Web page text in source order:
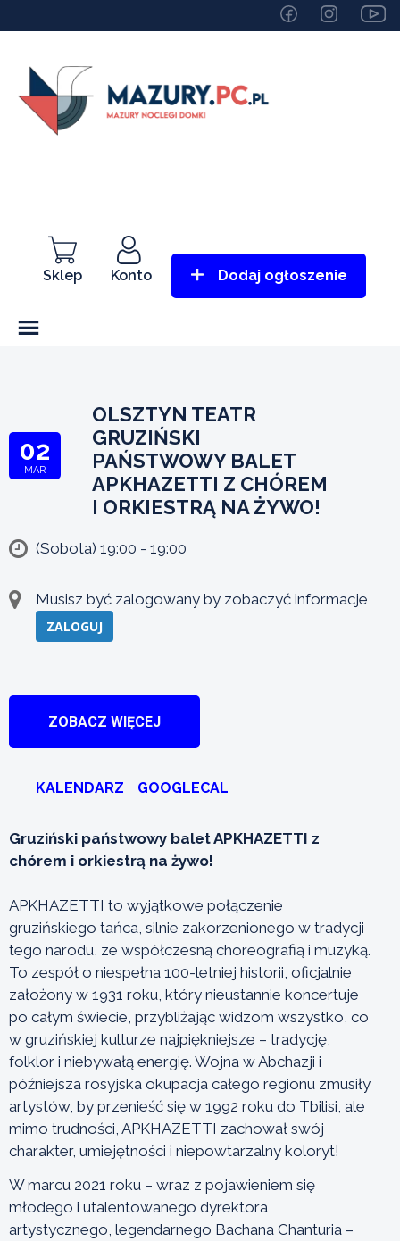
Sklep Konto Dodaj ogłoszenie
02
MAR
OLSZTYN TEATR
GRUZIŃSKI
PAŃSTWOWY BALET
APKHAZETTI Z CHÓREM
I ORKIESTRĄ NA ŻYWO!
(Sobota) 19:00 - 19:00
Musisz być zalogowany by zobaczyć informacje
ZALOGUJ
ZOBACZ WIĘCEJ
KALENDARZ GOOGLECAL
Gruziński państwowy balet APKHAZETTI z
chórem i orkiestrą na żywo!
APKHAZETTI to wyjątkowe połączenie
gruzińskiego tańca, silnie zakorzenionego w tradycji
tego narodu, ze współczesną choreografią i muzyką.
To zespół o niespełna 100-letniej historii, oficjalnie
założony w 1931 roku, który nieustannie koncertuje
po całym świecie, przybliżając widzom wszystko, co
w gruzińskiej kulturze najpiękniejsze – tradycję,
folklor i niebywałą energię. Wojna w Abchazji i
późniejsza rosyjska okupacja całego regionu zmusiły
artystów, by przenieść się w 1992 roku do Tbilisi, ale
mimo trudności, APKHAZETTI zachował swój
charakter, umiejętności i niepowtarzalny koloryt!
W marcu 2021 roku – wraz z pojawieniem się
młodego i utalentowanego dyrektora
artystycznego, legendarnego Bachana Chanturia –